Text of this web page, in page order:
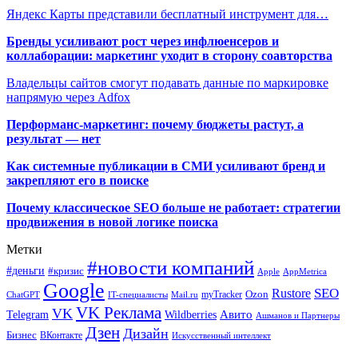
Яндекс Карты представили бесплатный инструмент для…
Бренды усиливают рост через инфлюенсеров и
коллаборации: маркетинг уходит в сторону соавторства
Владельцы сайтов смогут подавать данные по маркировке
напрямую через Adfox
Перформанс-маркетинг: почему бюджеты растут, а
результат — нет
Как системные публикации в СМИ усиливают бренд и
закрепляют его в поиске
Почему классическое SEO больше не работает: стратегии
продвижения в новой логике поиска
Метки
#деньги #кризис #новости компаний Apple AppMetrica
ChatGPT Google IT-специалисты Mail.ru myTracker Ozon Rustore SEO
Telegram VK VK Реклама Wildberries Авито Ашманов и Партнеры
Бизнес ВКонтакте Дзен Дизайн Искусственный интеллект